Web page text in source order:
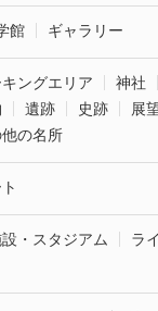
館 ギャラリー
ングエリア 神社
遺跡 史跡
展
の名所
・スタジアム ラ